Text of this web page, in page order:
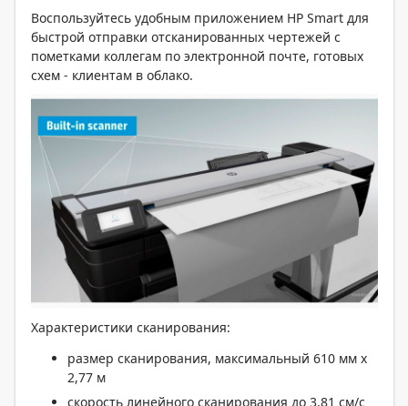
Воспользуйтесь удобным приложением HP Smart для
быстрой отправки отсканированных чертежей с
пометками коллегам по электронной почте, готовых
схем - клиентам в облако.
Характеристики сканирования:
размер сканирования, максимальный 610 мм x
2,77 м
скорость линейного сканирования до 3,81 см/с